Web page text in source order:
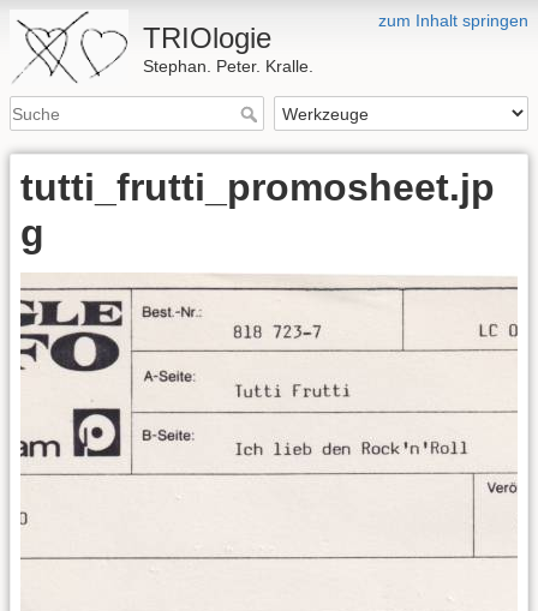
zum Inhalt springen
TRIOlogie
Stephan. Peter. Kralle.
tutti_frutti_promosheet.jp
g